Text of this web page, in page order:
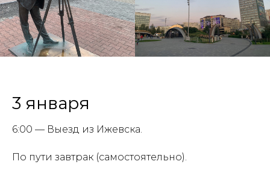
3 января
6:00 — Выезд из Ижевска.
По пути завтрак (самостоятельно).